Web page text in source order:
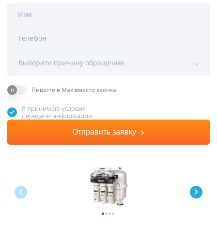
Имя
Телефон
Выберите причину обращения
Пишите в Max вместо звонка
Я принимаю условия
передачи информации
Отправить заявку